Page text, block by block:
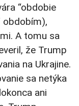
“obdobie
obdobím),
A tomu sa
že Trump
na Ukrajine.
sa netýka
ani